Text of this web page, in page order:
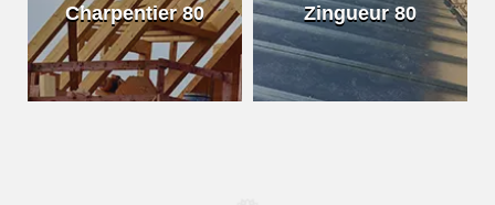
Charpentier 80 Zingueur 80